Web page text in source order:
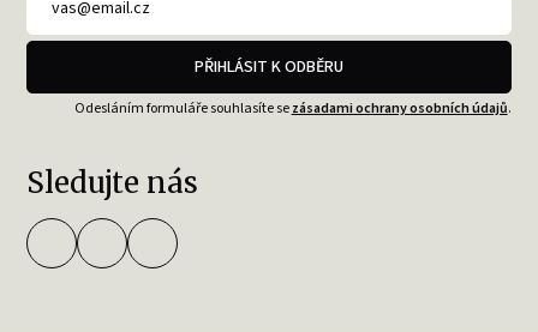
PŘIHLÁSIT K ODBĚRU
Odesláním formuláře souhlasíte sezásadami ochrany osobních údajů.
Sledujte nás